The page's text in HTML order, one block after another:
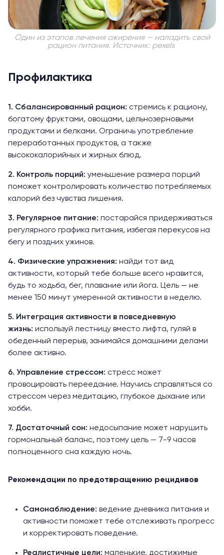
Один из этапов лечения ожирения — наладить свой
рацион питания. Источник: pexels
Профилактика
1. Сбалансированный рацион: стремись к рациону,
богатому фруктами, овощами, цельнозерновыми
продуктами и белками. Ограничь употребление
переработанных продуктов, а также
высококалорийных и жирных блюд.
2. Контроль порций: уменьшение размера порций
поможет контролировать количество потребляемых
калорий без чувства лишения.
3. Регулярное питание: постарайся придерживаться
регулярного графика питания, избегая перекусов на
бегу и поздних ужинов.
4. Физические упражнения: найди тот вид
активности, который тебе больше всего нравится,
будь то ходьба, бег, плавание или йога. Цель — не
менее 150 минут умеренной активности в неделю.
5. Интеграция активности в повседневную
жизнь: используй лестницу вместо лифта, гуляй в
обеденный перерыв, занимайся домашними делами
более активно.
6. Управление стрессом: стресс может
провоцировать переедание. Научись справляться со
стрессом через медитацию, глубокое дыхание или
хобби.
7. Достаточный сон: недосыпание может нарушить
гормональный баланс, поэтому цель — 7-9 часов
полноценного сна каждую ночь.
Рекомендации по предотвращению рецидивов
Самонаблюдение: ведение дневника питания и
активности поможет тебе отслеживать прогресс
и корректировать поведение.
Реалистичные цели: маленькие, достижимые